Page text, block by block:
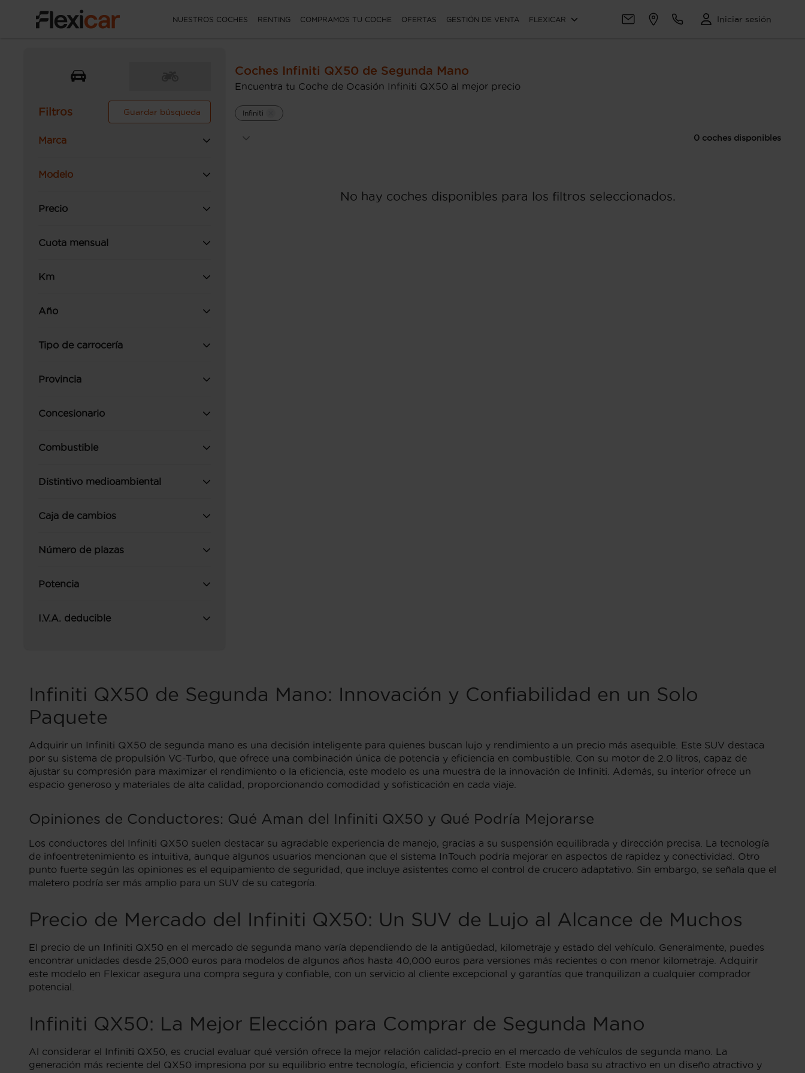
NUESTROS COCHES RENTING COMPRAMOS TU COCHE OFERTAS GESTIÓN DE VENTA FLEXICAR Iniciar sesión
Filtros Guardar búsqueda
Marca
Modelo
Precio
Cuota mensual
Km
Año
Tipo de carrocería
Provincia
Concesionario
Combustible
Distintivo medioambiental
Caja de cambios
Número de plazas
Potencia
I.V.A. deducible
Coches Infiniti QX50 de Segunda Mano
Encuentra tu Coche de Ocasión Infiniti QX50 al mejor precio
Infiniti
0 coches disponibles
No hay coches disponibles para los filtros seleccionados.
Infiniti QX50 de Segunda Mano: Innovación y Confiabilidad en un Solo
Paquete
Adquirir un Infiniti QX50 de segunda mano es una decisión inteligente para quienes buscan lujo y rendimiento a un precio más asequible. Este SUV destaca
por su sistema de propulsión VC-Turbo, que ofrece una combinación única de potencia y eficiencia en combustible. Con su motor de 2.0 litros, capaz de
ajustar su compresión para maximizar el rendimiento o la eficiencia, este modelo es una muestra de la innovación de Infiniti. Además, su interior ofrece un
espacio generoso y materiales de alta calidad, proporcionando comodidad y sofisticación en cada viaje.
Opiniones de Conductores: Qué Aman del Infiniti QX50 y Qué Podría Mejorarse
Los conductores del Infiniti QX50 suelen destacar su agradable experiencia de manejo, gracias a su suspensión equilibrada y dirección precisa. La tecnología
de infoentretenimiento es intuitiva, aunque algunos usuarios mencionan que el sistema InTouch podría mejorar en aspectos de rapidez y conectividad. Otro
punto fuerte según las opiniones es el equipamiento de seguridad, que incluye asistentes como el control de crucero adaptativo. Sin embargo, se señala que el
maletero podría ser más amplio para un SUV de su categoría.
Precio de Mercado del Infiniti QX50: Un SUV de Lujo al Alcance de Muchos
El precio de un Infiniti QX50 en el mercado de segunda mano varía dependiendo de la antigüedad, kilometraje y estado del vehículo. Generalmente, puedes
encontrar unidades desde 25,000 euros para modelos de algunos años hasta 40,000 euros para versiones más recientes o con menor kilometraje. Adquirir
este modelo en Flexicar asegura una compra segura y confiable, con un servicio al cliente excepcional y garantías que tranquilizan a cualquier comprador
potencial.
Infiniti QX50: La Mejor Elección para Comprar de Segunda Mano
Al considerar el Infiniti QX50, es crucial evaluar qué versión ofrece la mejor relación calidad-precio en el mercado de vehículos de segunda mano. La
generación más reciente del QX50 impresiona por su equilibrio entre tecnología, eficiencia y confort. Este modelo basa su atractivo en un diseño atractivo y